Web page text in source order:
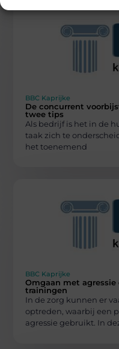
BBC Kaprijke
De concurrent
twee tips
Als bedrijf is het in de
taak zich te
het toenemend
BBC Kaprijke
Omgaan met
trainingen
In de zorg kunnen er
optreden, waarbij een
agressie gebruikt. In